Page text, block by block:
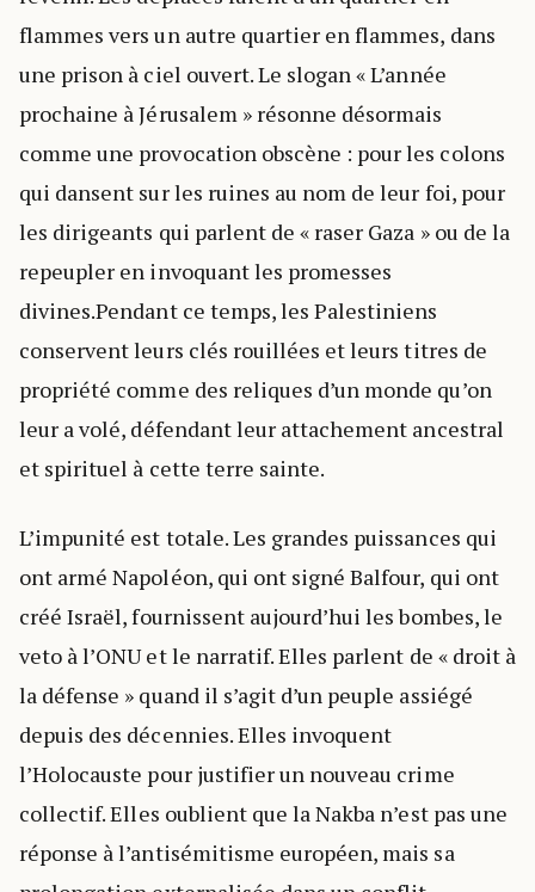
flammes vers un autre quartier en flammes, dans
une prison à ciel ouvert. Le slogan « L’année
prochaine à Jérusalem » résonne désormais
comme une provocation obscène : pour les colons
qui dansent sur les ruines au nom de leur foi, pour
les dirigeants qui parlent de « raser Gaza » ou de la
repeupler en invoquant les promesses
divines.Pendant ce temps, les Palestiniens
conservent leurs clés rouillées et leurs titres de
propriété comme des reliques d’un monde qu’on
leur a volé, défendant leur attachement ancestral
et spirituel à cette terre sainte.
L’impunité est totale. Les grandes puissances qui
ont armé Napoléon, qui ont signé Balfour, qui ont
créé Israël, fournissent aujourd’hui les bombes, le
veto à l’ONU et le narratif. Elles parlent de « droit à
la défense » quand il s’agit d’un peuple assiégé
depuis des décennies. Elles invoquent
l’Holocauste pour justifier un nouveau crime
collectif. Elles oublient que la Nakba n’est pas une
réponse à l’antisémitisme européen, mais sa